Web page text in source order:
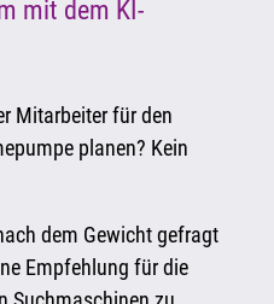
mit dem KI-
Mitarbeiter für den
planen? Kein
dem Gewicht gefragt
Empfehlung für die